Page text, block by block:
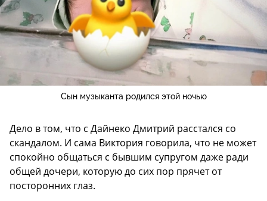
Сын музыканта родился этой ночью
Дело в том, что с Дайнеко Дмитрий расстался со
скандалом. И сама Виктория говорила, что не может
спокойно общаться с бывшим супругом даже ради
общей дочери, которую до сих пор прячет от
посторонних глаз.